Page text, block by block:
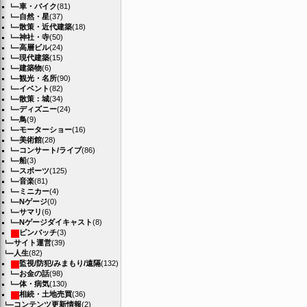
車・バイク(81)
自然・星(37)
散策・近代建築(18)
神社・寺(50)
高層ビル(24)
現代建築(15)
建築物(6)
観光・名所(90)
イベント(82)
散策：城(34)
ディズニー(24)
鳥(9)
モーターショー(16)
美術館(28)
コンサート/ライブ(86)
船(3)
スポーツ(125)
音楽(81)
ミニカー(4)
Nゲージ(0)
サマリ(6)
Nゲージダイキャスト(8)
ピンバッチ(3)
サイト運営(39)
人生(82)
監視/防犯/みまもり/遠隔(132)
お金の話(98)
体・病気(130)
相続・土地売買(36)
コンテンツ更新情報(2)